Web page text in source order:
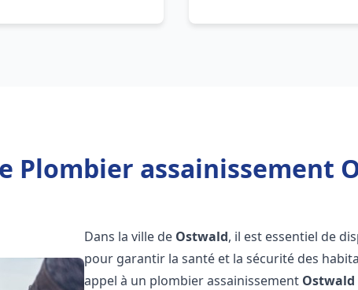
Plombier assainissement
Dans la ville de Ostwald, il est essentiel de
pour garantir la santé et la sécurité des
appel à un plombier assainissement Ostwald